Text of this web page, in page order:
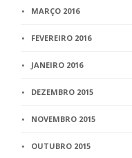
MARÇO 2016
FEVEREIRO 2016
JANEIRO 2016
DEZEMBRO 2015
NOVEMBRO 2015
OUTUBRO 2015